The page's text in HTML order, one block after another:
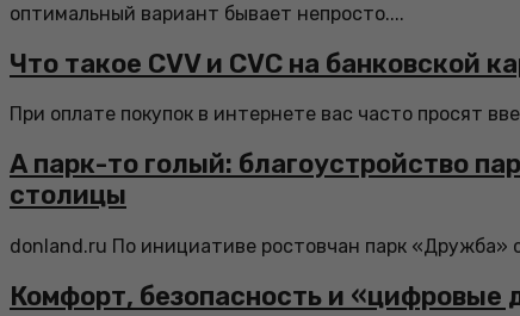
оптимальный вариант бывает непросто....
Что такое CVV и CVC на банковской
При оплате покупок в интернете вас часто просят
А парк-то голый: благоустройство
столицы
donland.ru По инициативе ростовчан парк «Дружба»
Комфорт, безопасность и «цифровые